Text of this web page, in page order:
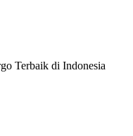
Terbaik di Indonesia